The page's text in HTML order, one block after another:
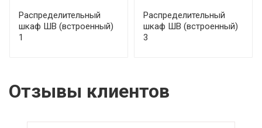
Распределительный
шкаф ШВ (встроенный)
1
Распределительный
шкаф ШВ (встроенный)
3
Отзывы клиентов